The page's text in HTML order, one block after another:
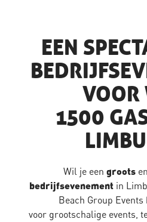
EEN
VOOR
1500
Wil je een groots
bedrijfsevenement in
Beach Group
voor grootschalige events,